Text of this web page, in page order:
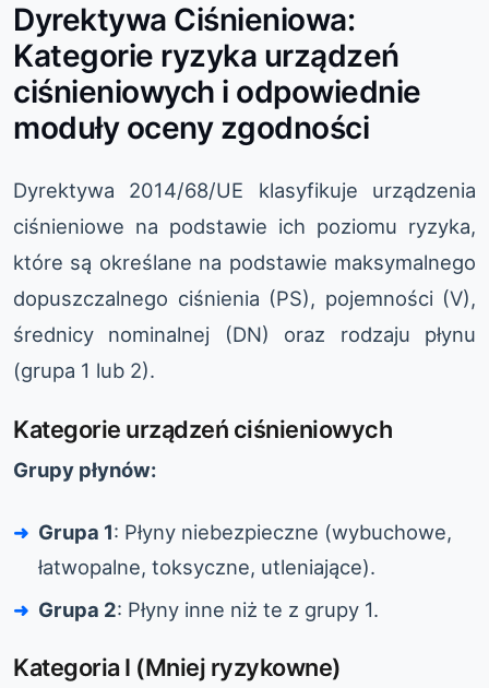
Dyrektywa Ciśnieniowa:
Kategorie ryzyka urządzeń
ciśnieniowych i odpowiednie
moduły oceny zgodności
Dyrektywa 2014/68/UE klasyfikuje urządzenia
ciśnieniowe na podstawie ich poziomu ryzyka,
które są określane na podstawie maksymalnego
dopuszczalnego ciśnienia (PS), pojemności (V),
średnicy nominalnej (DN) oraz rodzaju płynu
(grupa 1 lub 2).
Kategorie urządzeń ciśnieniowych
Grupy płynów:
Grupa 1: Płyny niebezpieczne (wybuchowe,
łatwopalne, toksyczne, utleniające).
Grupa 2: Płyny inne niż te z grupy 1.
Kategoria I (Mniej ryzykowne)